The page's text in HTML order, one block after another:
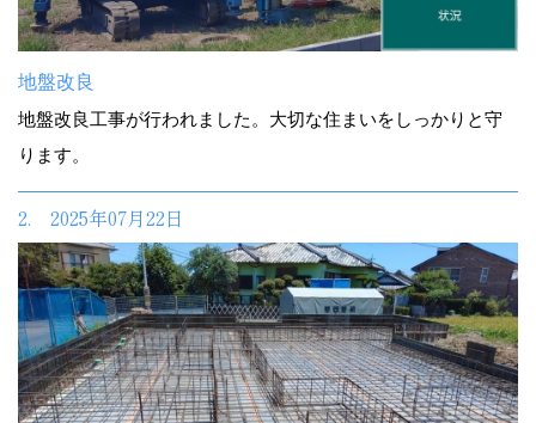
地盤改良
地盤改良工事が行われました。大切な住まいをしっかりと守
ります。
2. 2025年07月22日